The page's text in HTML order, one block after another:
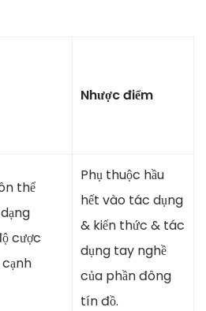
Nhược điểm
thể
cược
Phụ thuộc hầu
hết vào tác dụng
& kiến thức & tác
dụng tay nghề
của phần đông
tín đồ.